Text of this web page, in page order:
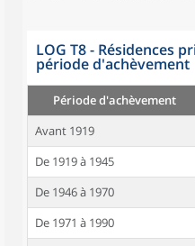
LOG T8 - Résidences
période d'achèvement
Période d'achèvement
Avant 1919
De 1919 à 1945
De 1946 à 1970
De 1971 à 1990